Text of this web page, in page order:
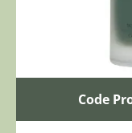
Code